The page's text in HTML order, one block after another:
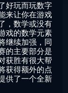
好玩而玩数字
来让你在游戏
，数学或没有
戏的数学元素
继续加强，同
的主要部分是
获胜有很大帮
获得额外的点
供了一个全新